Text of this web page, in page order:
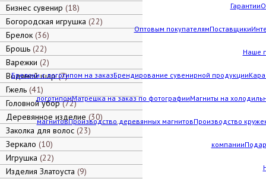
Гарантии
Оптовым покупателямПоставщики
Наше
Брелоки с логотипом на заказБрендирование сувенирной продукции
логотипомМатрешка на заказ по фотографииМагниты на
магнитовПроизводство деревянных магнитовПроизводство
компании
Бизнес сувенир 18
Богородская игрушка 22
Брелок 36
Брошь 22
Варежки 2
Водяной шар 7
Гжель 41
Головной убор 72
Деревянное изделие 30
Заколка для волос 23
Зеркало 10
Игрушка 22
Изделия Златоуста 9